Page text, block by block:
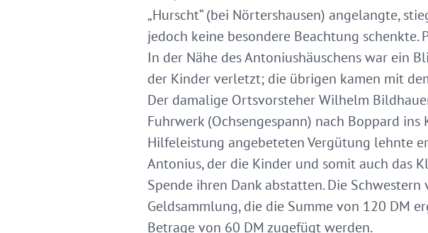
„Hurscht“ (bei Nörtershausen) angelangte,
jedoch keine besondere Beachtung
In der Nähe des Antoniushäuschens war ein
der Kinder verletzt; die übrigen kamen mit
Der damalige Ortsvorsteher Wilhelm
Fuhrwerk (Ochsengespann) nach Boppard
Hilfeleistung angebeteten Vergütung lehnte
Antonius, der die Kinder und somit auch das
Spende ihren Dank abstatten. Die
Geldsammlung, die die Summe von 120 DM
Betrage von 60 DM zugefügt werden.